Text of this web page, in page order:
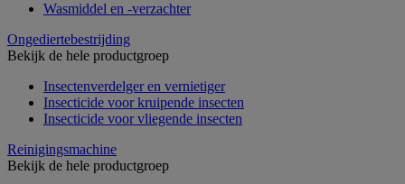
Wasmiddel en -verzachter
Ongediertebestrijding
Bekijk de hele productgroep
Insectenverdelger en vernietiger
Insecticide voor kruipende insecten
Insecticide voor vliegende insecten
Reinigingsmachine
Bekijk de hele productgroep